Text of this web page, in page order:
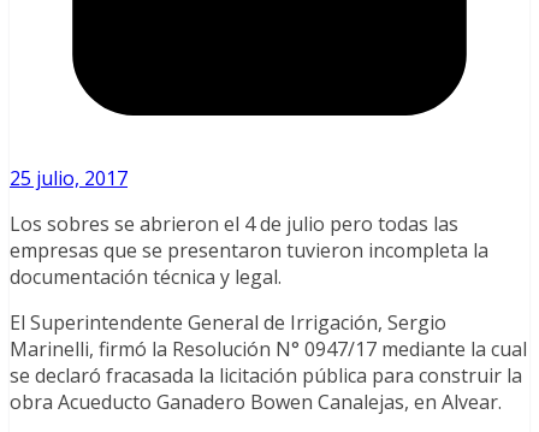
25 julio, 2017
Los sobres se abrieron el 4 de julio pero todas las
empresas que se presentaron tuvieron incompleta la
documentación técnica y legal.
El Superintendente General de Irrigación, Sergio
Marinelli, firmó la Resolución N° 0947/17 mediante la cual
se declaró fracasada la licitación pública para construir la
obra Acueducto Ganadero Bowen Canalejas, en Alvear.